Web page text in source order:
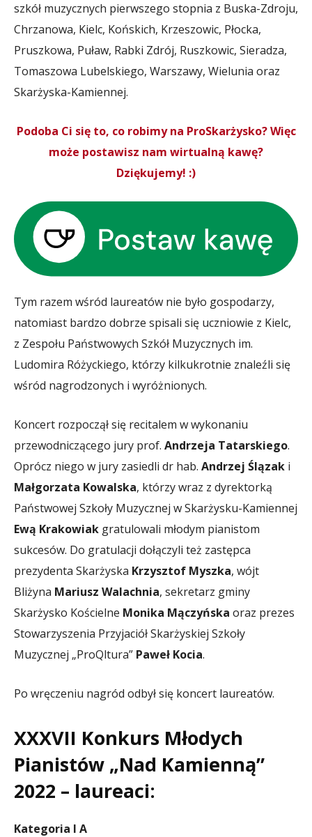
szkół muzycznych pierwszego stopnia z Buska-Zdroju,
Chrzanowa, Kielc, Końskich, Krzeszowic, Płocka,
Pruszkowa, Puław, Rabki Zdrój, Ruszkowic, Sieradza,
Tomaszowa Lubelskiego, Warszawy, Wielunia oraz
Skarżyska-Kamiennej.
Podoba Ci się to, co robimy na ProSkarżysko? Więc
może postawisz nam wirtualną kawę?
Dziękujemy! :)
Tym razem wśród laureatów nie było gospodarzy,
natomiast bardzo dobrze spisali się uczniowie z Kielc,
z Zespołu Państwowych Szkół Muzycznych im.
Ludomira Różyckiego, którzy kilkukrotnie znaleźli się
wśród nagrodzonych i wyróżnionych.
Koncert rozpoczął się recitalem w wykonaniu
przewodniczącego jury prof. Andrzeja Tatarskiego.
Oprócz niego w jury zasiedli dr hab. Andrzej Ślązak i
Małgorzata Kowalska, którzy wraz z dyrektorką
Państwowej Szkoły Muzycznej w Skarżysku-Kamiennej
Ewą Krakowiak gratulowali młodym pianistom
sukcesów. Do gratulacji dołączyli też zastępca
prezydenta Skarżyska Krzysztof Myszka, wójt
Bliżyna Mariusz Walachnia, sekretarz gminy
Skarżysko Kościelne Monika Mączyńska oraz prezes
Stowarzyszenia Przyjaciół Skarżyskiej Szkoły
Muzycznej „ProQltura” Paweł Kocia.
Po wręczeniu nagród odbył się koncert laureatów.
XXXVII Konkurs Młodych
Pianistów „Nad Kamienną”
2022 – laureaci:
Kategoria I A